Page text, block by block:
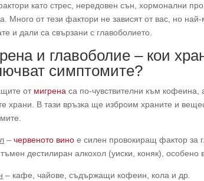
като стрес, нередовен сън, хормонални
Много от тези фактори не зависят от вас, но
и дали са свързани с главоболието.
и главоболие – кои
симптомите?
от мигрена са по-чувствителни към кофеина,
храни. В тази връзка ще изброим храните и
–червеното вино е силен провокиращ фактор за
дестилиран алкохол (уиски, коняк), особено
– кафе, чайове, съдържащи кофеин, кола и др.